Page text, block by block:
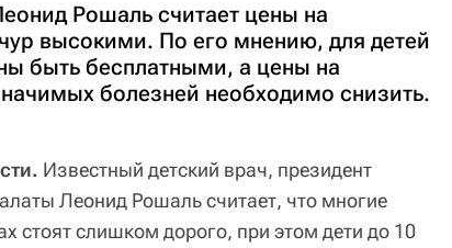
Рошаль считает цены на
высокими. По его мнению, для детей
быть бесплатными, а цены на
болезней необходимо снизить.
Известный детский врач, президент
Леонид Рошаль считает, что многие
стоят слишком дорого, при этом дети до 10